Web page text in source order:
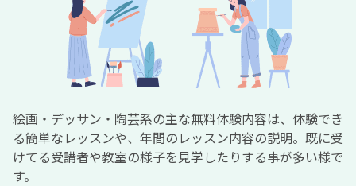
絵画・デッサン・陶芸系の主な無料体験内容は、体験でき
る簡単なレッスンや、年間のレッスン内容の説明。既に受
けてる受講者や教室の様子を見学したりする事が多い様で
す。